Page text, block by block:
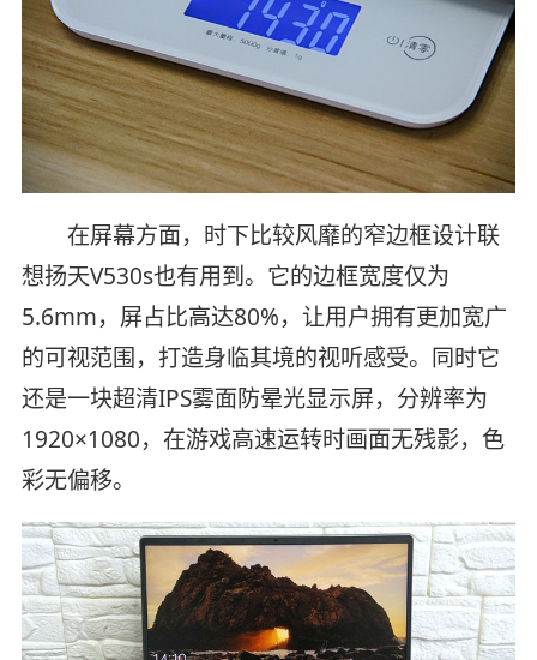
在屏幕方面，时下比较风靡的窄边框设计联
想扬天V530s也有用到。它的边框宽度仅为
5.6mm，屏占比高达80%，让用户拥有更加宽广
的可视范围，打造身临其境的视听感受。同时它
还是一块超清IPS雾面防晕光显示屏，分辨率为
1920×1080，在游戏高速运转时画面无残影，色
彩无偏移。